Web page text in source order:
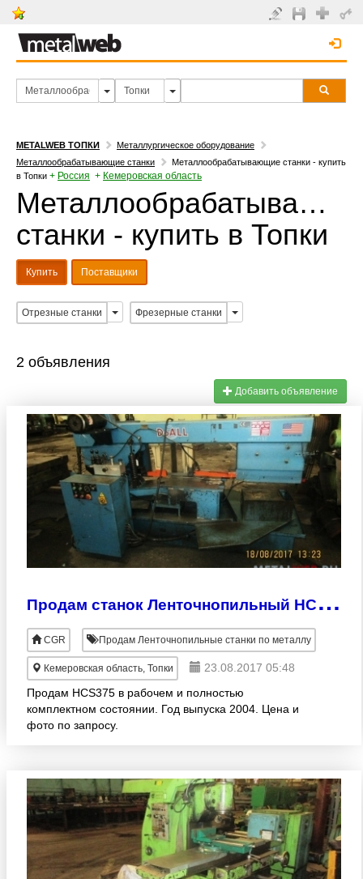
METALWEB ТОПКИ
Металлургическое оборудование
Металлообрабатывающие станки
Металлообрабатывающие станки - купить
в Топки + Россия + Кемеровская область
станки - купить в Топки
Купить Поставщики
Отрезные станки Фрезерные станки
2 объявления
Добавить объявление
П
родам станок Ленточнопильный HCS375
CGR Продам Ленточнопильные станки по металлу
Кемеровская область, Топки
23.08.2017 05:48
Продам HCS375 в рабочем и полностью
комплектном состоянии. Год выпуска 2004. Цена и
фото по запросу.